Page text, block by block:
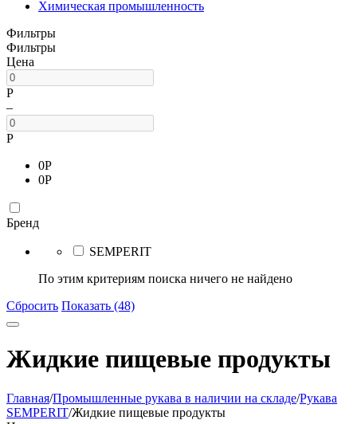
Химическая промышленность
Фильтры
Фильтры
Цена
Р
–
Р
0Р
0Р
Бренд
SEMPERIT
По этим критериям поиска ничего не найдено
Сбросить Показать (48)
Жидкие пищевые продукты
Главная/Промышленные рукава в наличии на складе/Рукава
SEMPERIT/Жидкие пищевые продукты